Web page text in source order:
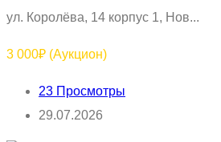
ул. Королёва, 14 корпус 1, Нов...
3 000₽ (Аукцион)
23 Просмотры
29.07.2026